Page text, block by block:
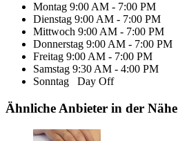
Montag 9:00 AM - 7:00 PM
Dienstag 9:00 AM - 7:00 PM
Mittwoch 9:00 AM - 7:00 PM
Donnerstag 9:00 AM - 7:00 PM
Freitag 9:00 AM - 7:00 PM
Samstag 9:30 AM - 4:00 PM
Sonntag Day Off
Ähnliche Anbieter in der Nähe